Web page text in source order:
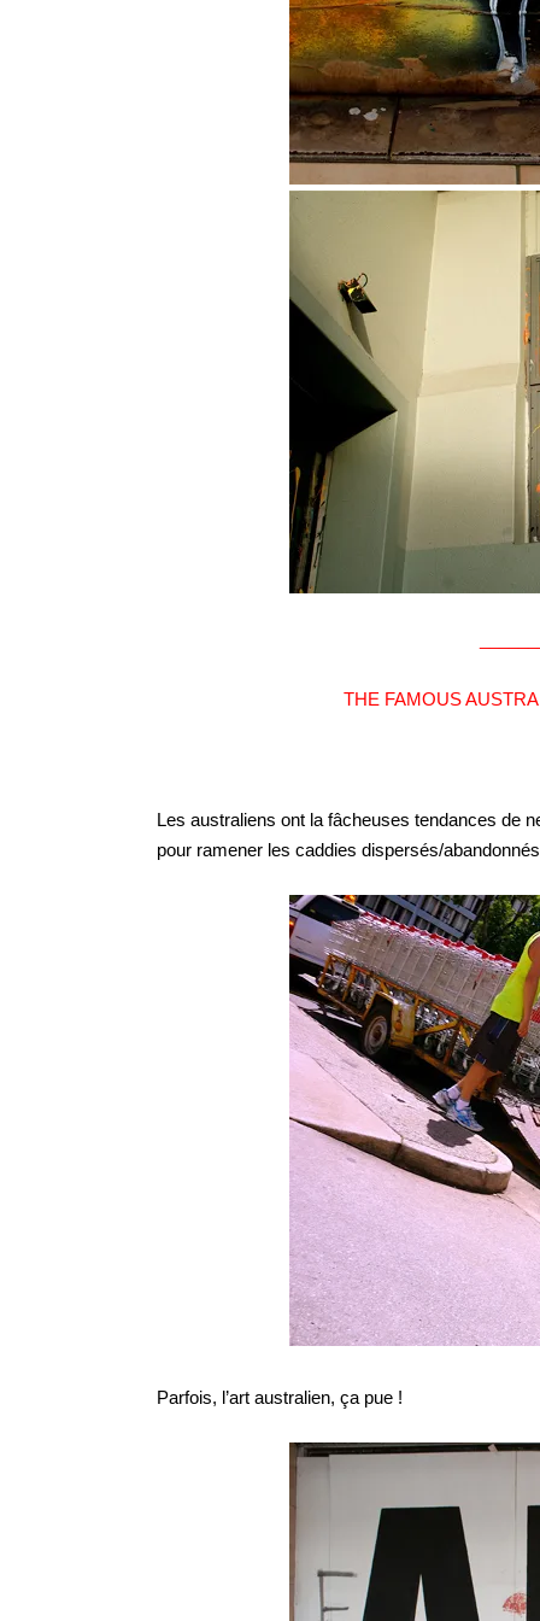
THE FAMOUS
Les australiens ont la fâcheuses tendances de
pour ramener les caddies dispersés/
Parfois, l’art australien, ça pue !